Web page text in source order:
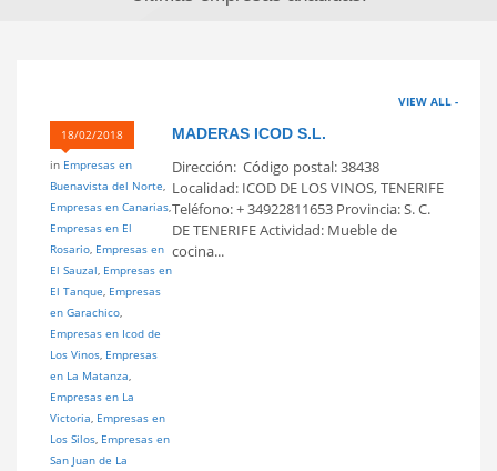
VIEW ALL -
18/02/2018
in Empresas en
Buenavista del Norte,
Empresas en Canarias,
Empresas en El
Rosario, Empresas en
El Sauzal, Empresas en
El Tanque, Empresas
en Garachico,
Empresas en Icod de
Los Vinos, Empresas
en La Matanza,
Empresas en La
Victoria, Empresas en
Los Silos, Empresas en
San Juan de La
MADERAS ICOD S.L.
Dirección: Código postal: 38438
Localidad: ICOD DE LOS VINOS, TENERIFE
Teléfono: + 34922811653 Provincia: S. C.
DE TENERIFE Actividad: Mueble de
cocina...